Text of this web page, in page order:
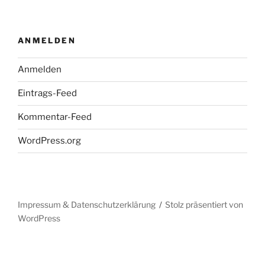
ANMELDEN
Anmelden
Eintrags-Feed
Kommentar-Feed
WordPress.org
Impressum & Datenschutzerklärung
Stolz präsentiert von
WordPress